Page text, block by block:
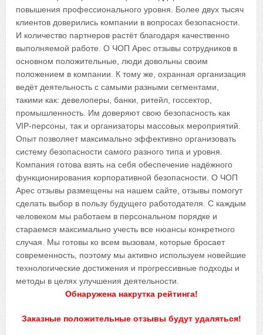
повышения профессионального уровня. Более двух тысяч
клиентов доверились компании в вопросах безопасности.
И количество партнеров растёт благодаря качественно
выполняемой работе. О ЧОП Арес отзывы сотрудников в
основном положительные, люди довольны своим
положением в компании. К тому же, охранная организация
ведёт деятельность с самыми разными сегментами,
такими как: девелоперы, банки, ритейл, госсектор,
промышленность. Им доверяют свою безопасность как
VIP-персоны, так и организаторы массовых мероприятий.
Опыт позволяет максимально эффективно организовать
систему безопасности самого разного типа и уровня.
Компания готова взять на себя обеспечение надёжного
функционирования корпоративной безопасности. О ЧОП
Арес отзывы размещены на нашем сайте, отзывы помогут
сделать выбор в пользу будущего работодателя. С каждым
человеком мы работаем в персональном порядке и
стараемся максимально учесть все нюансы конкретного
случая. Мы готовы ко всем вызовам, которые бросает
современность, поэтому мы активно используем новейшие
технологические достижения и прогрессивные подходы и
методы в целях улучшения деятельности.
Обнаружена накрутка рейтинга!
Заказные положительные отзывы будут удаляться!